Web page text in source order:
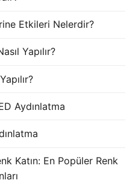
Etkileri Nelerdir?
Yapılır?
Aydınlatma
Katın: En Popüler Renk